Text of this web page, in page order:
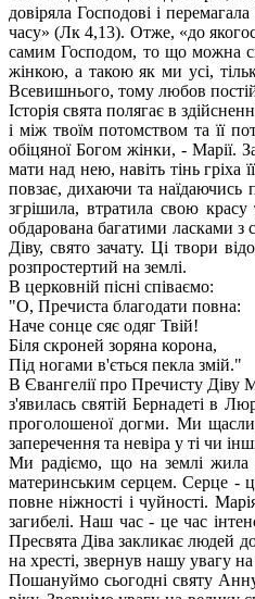
довіряла Господові і
часу» (Лк 4,13). Отже, «до
самим Господом, то що можна
жінкою, а такою як ми усі,
Всевишнього, тому любов
Історія свята полягає в
і між твоїм потомством та її
обіцяної Богом жінки, - Марії.
мати над нею, навіть тінь
повзає, дихаючи та наїдаючись
згрішила, втратила свою
обдарована багатими ласками з
Діву, свято зачату. Ці твори
розпростертий на землі.
В церковній пісні співаємо:
"О, Пречиста благодати повна:
Наче сонце сяє одяг Твій!
Біля скроней зоряна корона,
Під ногами в'ється пекла змій."
В Євангелії про Пречисту Діву
з'явилась святій Бернадеті в
проголошеної догми. Ми
заперечення та невіра у ті чи
Ми радіємо, що на землі жила
материнським серцем. Серце -
повне ніжності і чуйності.
загибелі. Наш час - це час
Пресвята Діва закликає людей
на хресті, звернув нашу увагу
Пошануймо сьогодні святу